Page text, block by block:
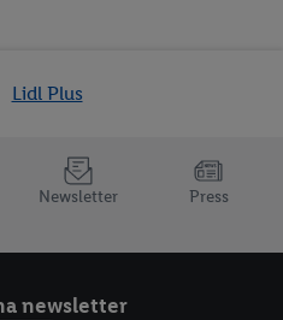
Lidl Plus
Newsletter Press
newsletter